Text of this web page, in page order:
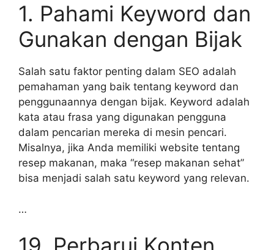
1. Pahami Keyword dan
Gunakan dengan Bijak
Salah satu faktor penting dalam SEO adalah
pemahaman yang baik tentang keyword dan
penggunaannya dengan bijak. Keyword adalah
kata atau frasa yang digunakan pengguna
dalam pencarian mereka di mesin pencari.
Misalnya, jika Anda memiliki website tentang
resep makanan, maka “resep makanan sehat”
bisa menjadi salah satu keyword yang relevan.
…